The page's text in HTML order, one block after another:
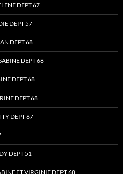
DEPT 67
DEPT 57
DEPT 68
DEPT 68
DEPT 68
DEPT 68
DEPT 67
DEPT 51
ET VIRGINIE DEPT 68